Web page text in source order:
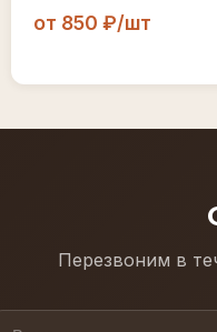
от 850 ₽/шт
Перезвоним в